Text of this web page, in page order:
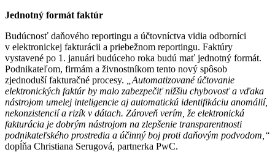
Jednotný formát faktúr
Budúcnosť daňového reportingu a účtovníctva vidia odborníci
v elektronickej fakturácii a priebežnom reportingu. Faktúry
vystavené po 1. januári budúceho roka budú mať jednotný formát.
Podnikateľom, firmám a živnostníkom tento nový spôsob
zjednoduší fakturačné procesy.
„Automatizované účtovanie
elektronických faktúr by malo zabezpečiť nižšiu chybovosť a vďaka
nástrojom umelej inteligencie aj automatickú identifikáciu anomálií,
nekonzistencií a rizík v dátach. Zároveň verím, že elektronická
fakturácia je dobrým nástrojom na zlepšenie transparentnosti
podnikateľského prostredia a účinný boj proti daňovým podvodom,“
dopĺňa Christiana Serugová, partnerka PwC.